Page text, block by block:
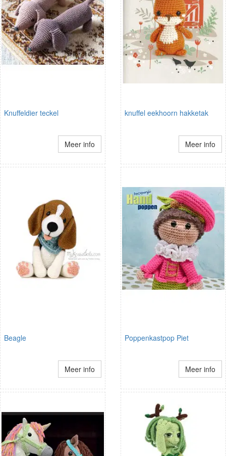
Knuffeldier teckel
Meer info
knuffel eekhoorn hakketak
Meer info
Beagle
Meer info
Poppenkastpop Piet
Meer info